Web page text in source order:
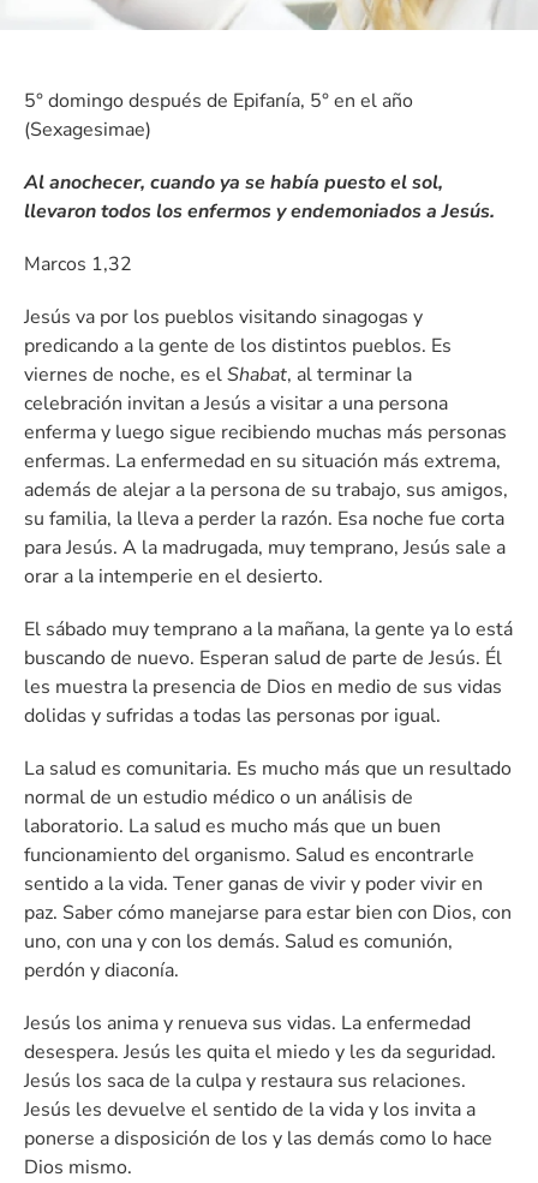
5° domingo después de Epifanía, 5° en el año
(Sexagesimae)
Al anochecer, cuando ya se había puesto el sol,
llevaron todos los enfermos y endemoniados a Jesús.
Marcos 1,32
Jesús va por los pueblos visitando sinagogas y
predicando a la gente de los distintos pueblos. Es
viernes de noche, es elShabat, al terminar la
celebración invitan a Jesús a visitar a una persona
enferma y luego sigue recibiendo muchas más personas
enfermas. La enfermedad en su situación más extrema,
además de alejar a la persona de su trabajo, sus amigos,
su familia, la lleva a perder la razón. Esa noche fue corta
para Jesús. A la madrugada, muy temprano, Jesús sale a
orar a la intemperie en el desierto.
El sábado muy temprano a la mañana, la gente ya lo está
buscando de nuevo. Esperan salud de parte de Jesús. Él
les muestra la presencia de Dios en medio de sus vidas
dolidas y sufridas a todas las personas por igual.
La salud es comunitaria. Es mucho más que un resultado
normal de un estudio médico o un análisis de
laboratorio. La salud es mucho más que un buen
funcionamiento del organismo. Salud es encontrarle
sentido a la vida. Tener ganas de vivir y poder vivir en
paz. Saber cómo manejarse para estar bien con Dios, con
uno, con una y con los demás. Salud es comunión,
perdón y diaconía.
Jesús los anima y renueva sus vidas. La enfermedad
desespera. Jesús les quita el miedo y les da seguridad.
Jesús los saca de la culpa y restaura sus relaciones.
Jesús les devuelve el sentido de la vida y los invita a
ponerse a disposición de los y las demás como lo hace
Dios mismo.